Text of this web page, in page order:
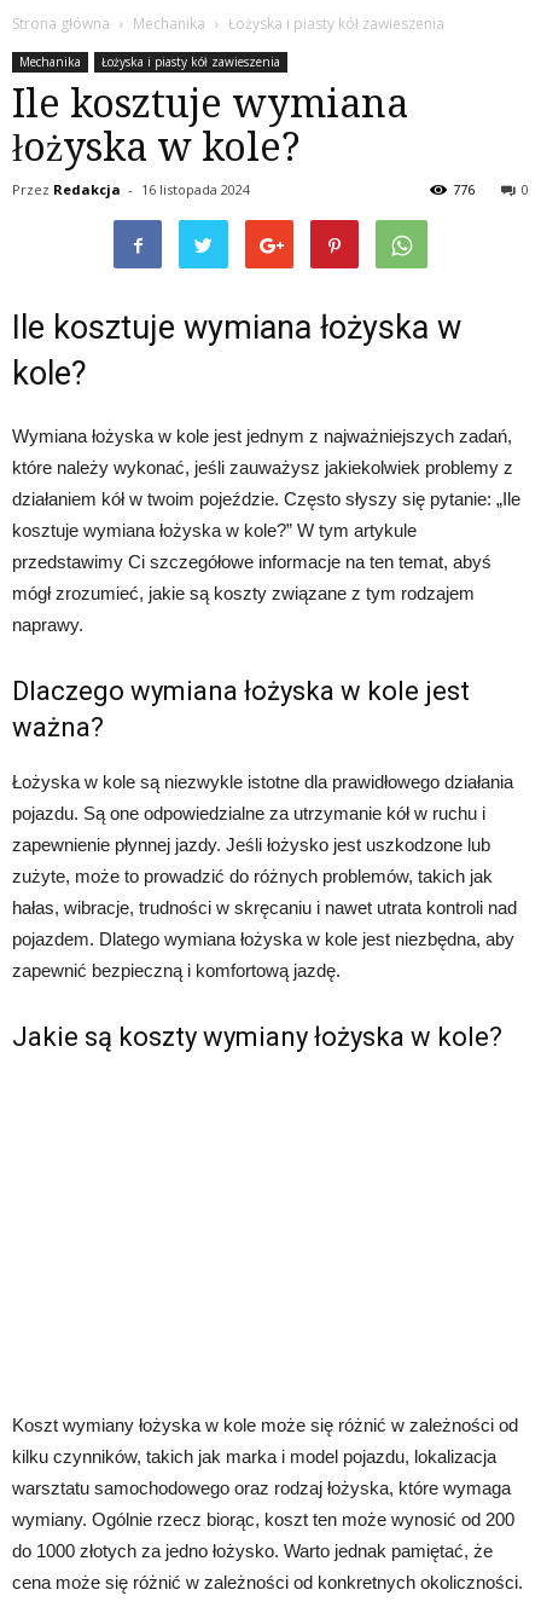
Strona główna Mechanika Łożyska i piasty kół zawieszenia
Mechanika Łożyska i piasty kół zawieszenia
Ile kosztuje wymiana
łożyska w kole?
Przez Redakcja - 16 listopada 2024 0
776
Ile kosztuje wymiana łożyska w
kole?
Wymiana łożyska w kole jest jednym z najważniejszych zadań,
które należy wykonać, jeśli zauważysz jakiekolwiek problemy z
działaniem kół w twoim pojeździe. Często słyszy się pytanie: „Ile
kosztuje wymiana łożyska w kole?” W tym artykule
przedstawimy Ci szczegółowe informacje na ten temat, abyś
mógł zrozumieć, jakie są koszty związane z tym rodzajem
naprawy.
Dlaczego wymiana łożyska w kole jest
ważna?
Łożyska w kole są niezwykle istotne dla prawidłowego działania
pojazdu. Są one odpowiedzialne za utrzymanie kół w ruchu i
zapewnienie płynnej jazdy. Jeśli łożysko jest uszkodzone lub
zużyte, może to prowadzić do różnych problemów, takich jak
hałas, wibracje, trudności w skręcaniu i nawet utrata kontroli nad
pojazdem. Dlatego wymiana łożyska w kole jest niezbędna, aby
zapewnić bezpieczną i komfortową jazdę.
Jakie są koszty wymiany łożyska w kole?
Koszt wymiany łożyska w kole może się różnić w zależności od
kilku czynników, takich jak marka i model pojazdu, lokalizacja
warsztatu samochodowego oraz rodzaj łożyska, które wymaga
wymiany. Ogólnie rzecz biorąc, koszt ten może wynosić od 200
do 1000 złotych za jedno łożysko. Warto jednak pamiętać, że
cena może się różnić w zależności od konkretnych okoliczności.